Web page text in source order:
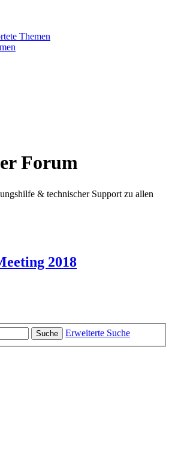
Themen
Forum
& technischer Support zu allen
2018
Suche
Erweiterte Suche